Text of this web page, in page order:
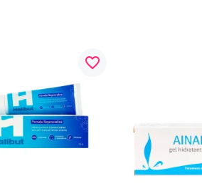
favorite_border